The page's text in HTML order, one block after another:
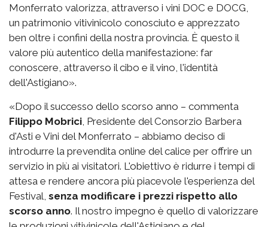
Monferrato valorizza, attraverso i vini DOC e DOCG,
un patrimonio vitivinicolo conosciuto e apprezzato
ben oltre i confini della nostra provincia. È questo il
valore più autentico della manifestazione: far
conoscere, attraverso il cibo e il vino, l'identità
dell'Astigiano».
«Dopo il successo dello scorso anno – commenta
Filippo Mobrici, Presidente del Consorzio Barbera
d'Asti e Vini del Monferrato – abbiamo deciso di
introdurre la prevendita online del calice per offrire un
servizio in più ai visitatori. L'obiettivo è ridurre i tempi di
attesa e rendere ancora più piacevole l'esperienza del
Festival, senza modificare i prezzi rispetto allo
scorso anno. Il nostro impegno è quello di valorizzare